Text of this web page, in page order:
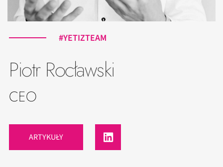
#YETIZTEAM
Piotr Rocławski
CEO
ARTYKUŁY